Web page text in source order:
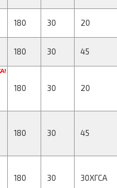
180 30 20
180 30 45
180 30 20
180 30 45
180 30 30ХГСА